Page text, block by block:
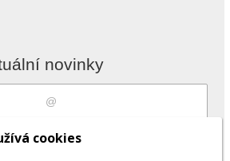
novinky
szpracováním osobních
cookies